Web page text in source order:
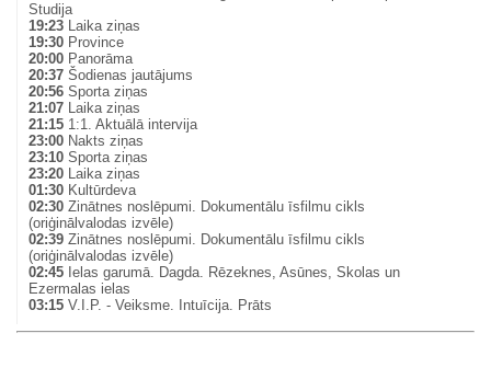
Studija
19:23 Laika ziņas
19:30 Province
20:00 Panorāma
20:37 Šodienas jautājums
20:56 Sporta ziņas
21:07 Laika ziņas
21:15 1:1. Aktuālā intervija
23:00 Nakts ziņas
23:10 Sporta ziņas
23:20 Laika ziņas
01:30 Kultūrdeva
02:30 Zinātnes noslēpumi. Dokumentālu īsfilmu cikls
(oriģinālvalodas izvēle)
02:39 Zinātnes noslēpumi. Dokumentālu īsfilmu cikls
(oriģinālvalodas izvēle)
02:45 Ielas garumā. Dagda. Rēzeknes, Asūnes, Skolas un
Ezermalas ielas
03:15 V.I.P. - Veiksme. Intuīcija. Prāts